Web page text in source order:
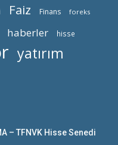
Faiz Finans foreks
haberler hisse
yatırım
– TFNVK Hisse Senedi